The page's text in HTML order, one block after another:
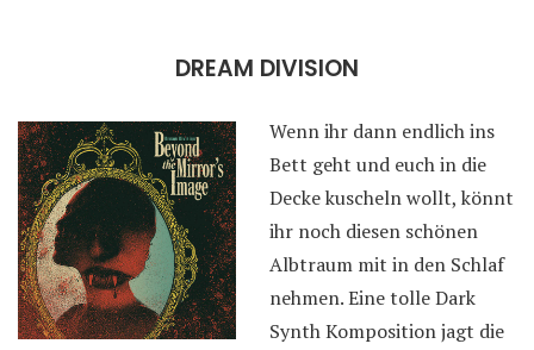
DREAM DIVISION
Wenn ihr dann endlich ins
Bett geht und euch in die
Decke kuscheln wollt, könnt
ihr noch diesen schönen
Albtraum mit in den Schlaf
nehmen. Eine tolle Dark
Synth Komposition jagt die